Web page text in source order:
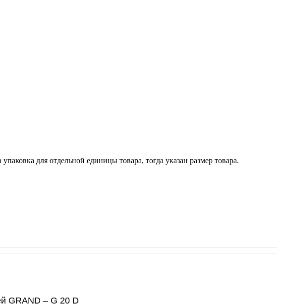
для отдельной единицы товара, тогда указан размер товара.
GRAND – G 20 D